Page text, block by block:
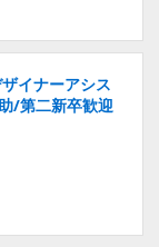
イナーアシス
/第二新卒歓迎